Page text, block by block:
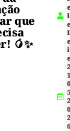
que
🥭✨
l
2
0
2
0
2
6